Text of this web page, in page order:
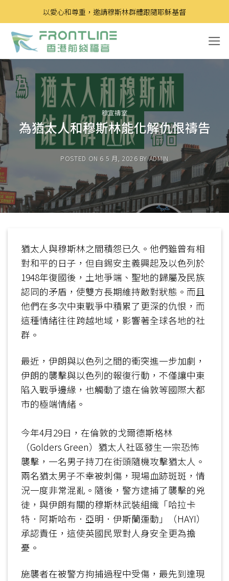
to
content
以愛心和尊重，邀請穆斯林群體跟隨耶穌基督
穆宣禱室
為猶太人和穆斯林能化解仇恨禱告
POSTED ON 6 5 月, 2026 BYADMIN
猶太人與穆斯林之間積怨已久。他們雖曾有相
對和平的日子，但自錫安主義興起及以色列於
1948年復國後，土地爭端、聖地的歸屬及民族
認同的矛盾，使雙方長期維持敵對狀態。而且
他們在多次中東戰爭中積累了更深的仇恨，而
這種情緒往往跨越地域，影響著全球各地的社
群。
最​近，伊朗與以色列之間的衝突進一步加劇，
伊朗的襲擊與以色列的報復行動，不僅讓中東
陷入戰爭邊緣，也觸動了遠在倫敦等國際大都
市的極端情緒。
​今年4月29日，在倫敦的戈爾德斯格林
（Golders Green）猶太人社區發生一宗恐怖
襲擊，一名男子持刀在街頭隨機攻擊猶太人。
兩名猶太男子不幸被刺傷，現場血跡斑斑，情
況一度非常混亂。隨後，警方逮捕了襲擊的兇
徒，與伊朗有關的穆斯林武裝組織「哈拉卡
特．阿斯哈布．亞明．伊斯蘭運動」（HAYI）
承認責任，這使英國民眾對人身安全更為擔
憂。
​施襲者在被警方拘捕過程中受傷，最先到達現